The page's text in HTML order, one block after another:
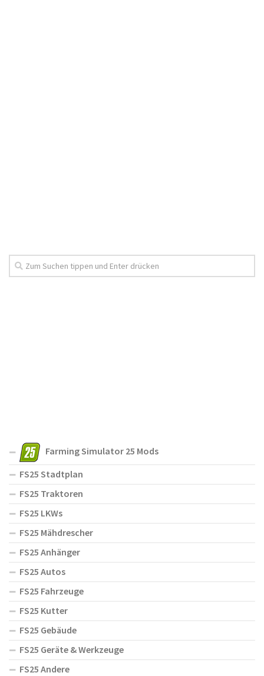
Farming Simulator 25 Mods
FS25 Stadtplan
FS25 Traktoren
FS25 LKWs
FS25 Mähdrescher
FS25 Anhänger
FS25 Autos
FS25 Fahrzeuge
FS25 Kutter
FS25 Gebäude
FS25 Geräte & Werkzeuge
FS25 Andere